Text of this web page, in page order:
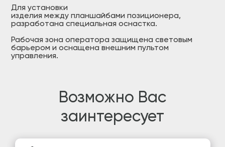
Для установки
изделия между планшайбами позиционера,
разработана специальная оснастка.
Рабочая зона оператора защищена световым
барьером и оснащена внешним пультом
управления.
Возможно Вас
заинтересует